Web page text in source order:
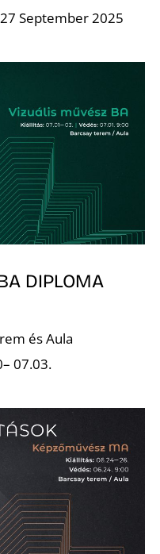
September 2025
DIPLOMA
és Aula
07.03.